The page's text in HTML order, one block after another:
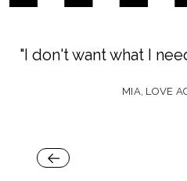
"I don't want what I
MIA, LOVE